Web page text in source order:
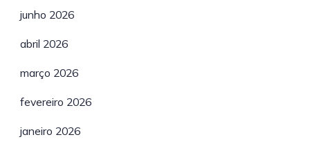
junho 2026
abril 2026
março 2026
fevereiro 2026
janeiro 2026